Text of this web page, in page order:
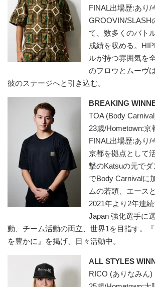
FINAL出場歴:あり/
GROOVIN/SLASH
て、数多くのバト
成績を収める。
ルが持つ雰囲気を
のフロウとムーヴ
彼のステージへと引き込む。
BREAKING
TOA (Body
23歳/Hometown:京
FINAL出場歴:あり/
京都を拠点として
撃のKatsuの元で
でBody Carnivalに
ムの若頭、エース
2021年より2年連
Japan 強化選手に
動、チーム活動の両立、世界1を目指す。
を豊かに』を掲げ、日々活動中。
ALL STYLES
RICO (ありなみん)